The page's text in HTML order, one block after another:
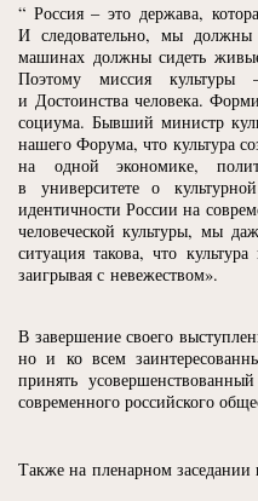
“ Россия – это держава,
И следовательно, мы
машинах должны сидеть
Поэтому миссия культуры
и Достоинства человека.
социума. Бывший министр
нашего Форума, что культура
на одной экономике,
в университете о
идентичности России на
человеческой культуры, мы
ситуация такова, что
заигрывая с невежеством».
В завершение своего
но и ко всем
принять
современного российского
Также на пленарном заседании